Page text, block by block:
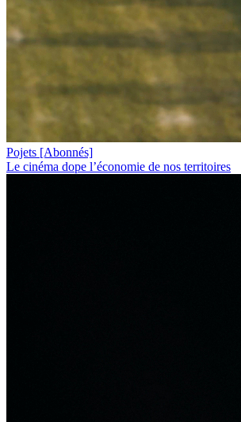
Pojets [Abonnés]
Le cinéma dope l’économie de nos territoires